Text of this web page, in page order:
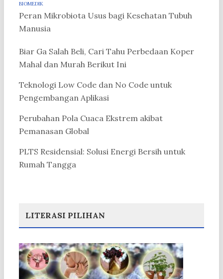
BIOMEDIK
Peran Mikrobiota Usus bagi Kesehatan Tubuh
Manusia
Biar Ga Salah Beli, Cari Tahu Perbedaan Koper
Mahal dan Murah Berikut Ini
Teknologi Low Code dan No Code untuk
Pengembangan Aplikasi
Perubahan Pola Cuaca Ekstrem akibat
Pemanasan Global
PLTS Residensial: Solusi Energi Bersih untuk
Rumah Tangga
LITERASI PILIHAN